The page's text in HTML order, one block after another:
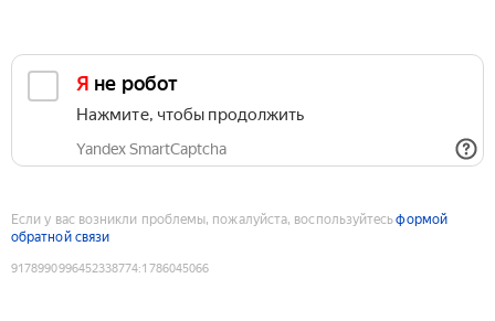
Я не робот
Нажмите, чтобы продолжить
Yandex SmartCaptcha
Если у вас возникли проблемы, пожалуйста, воспользуйтесьформой
обратной связи
9178990996452338774:1786045066